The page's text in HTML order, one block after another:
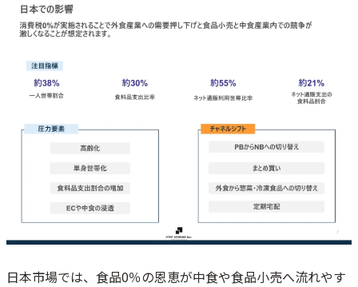
日本市場では、食品0％の恩恵が中食や食品小売へ流れやす